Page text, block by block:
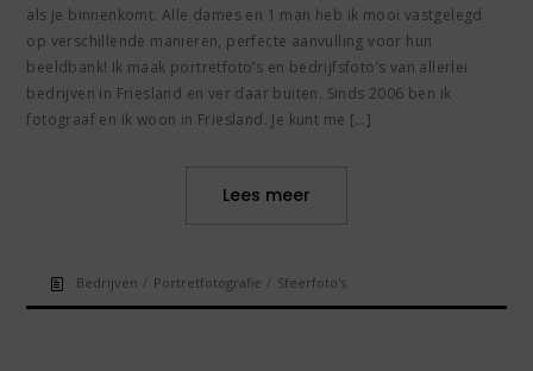
als je binnenkomt. Alle dames en 1 man heb ik mooi vastgelegd
op verschillende manieren, perfecte aanvulling voor hun
beeldbank! Ik maak portretfoto’s en bedrijfsfoto’s van allerlei
bedrijven in Friesland en ver daar buiten. Sinds 2006 ben ik
fotograaf en ik woon in Friesland. Je kunt me […]
Lees meer
Bedrijven / Portretfotografie / Sfeerfoto's